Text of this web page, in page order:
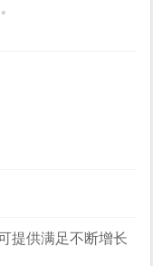
。
提供满足不断增长